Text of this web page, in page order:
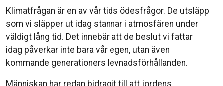
Klimatfrågan är en av vår tids ödesfrågor. De utsläpp
som vi släpper ut idag stannar i atmosfären under
väldigt lång tid. Det innebär att de beslut vi fattar
idag påverkar inte bara vår egen, utan även
kommande generationers levnadsförhållanden.
Människan har redan bidragit till att jordens